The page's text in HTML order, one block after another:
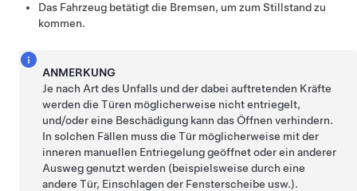
Das Fahrzeug betätigt die Bremsen, um zum Stillstand zu
kommen.
ANMERKUNG
Je nach Art des Unfalls und der dabei auftretenden Kräfte
werden die Türen möglicherweise nicht entriegelt,
und/oder eine Beschädigung kann das Öffnen verhindern.
In solchen Fällen muss die Tür möglicherweise mit der
inneren manuellen Entriegelung geöffnet oder ein anderer
Ausweg genutzt werden (beispielsweise durch eine
andere Tür, Einschlagen der Fensterscheibe usw.).